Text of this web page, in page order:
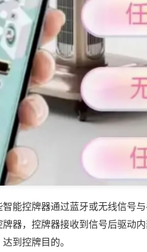
能控牌器通过蓝牙或无线信号
器，控牌器接收到信号后驱动
到控牌目的。